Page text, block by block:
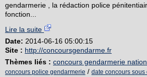
gendarmerie , la rédaction police
fonction...
Lire la suite
Date: 2014-06-16 05:00:15
Site : http://concoursgendarme.fr
Thèmes liés : concours gendarmerie
concours police gendarmerie / date concours